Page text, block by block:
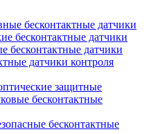
бесконтактные датчики
бесконтактные датчики
бесконтактные датчики
датчики контроля
защитные
бесконтактные
бесконтактные